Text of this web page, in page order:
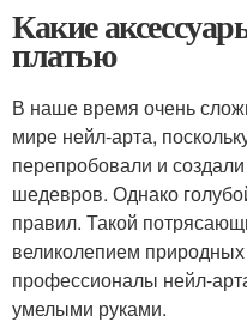
Какие
платью
В наше время очень
мире нейл-арта,
перепробовали и
шедевров. Однако
правил. Такой
великолепием
профессионалы нейл-
умелыми руками.